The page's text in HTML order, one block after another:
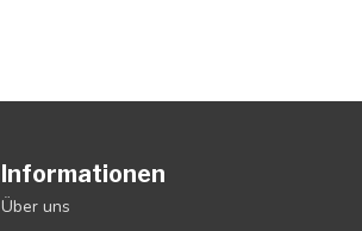
Informationen
Über uns